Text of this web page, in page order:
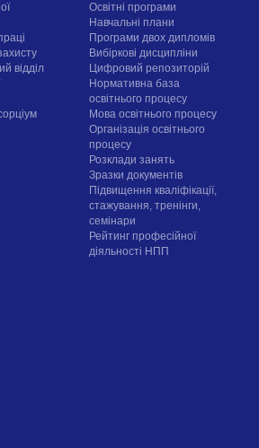
відділ
Освітні програми
Навчальні плани
Програми двох дипломів
Вибіркові дисципліни
Цифровий репозиторій
Нормативна база
освітнього процесу
Мова освітнього процесу
Організація освітнього
процесу
Розклади занять
Зразки документів
Підвищення кваліфікації,
стажування, тренінги,
семінари
Рейтинг професійної
діяльності НПП